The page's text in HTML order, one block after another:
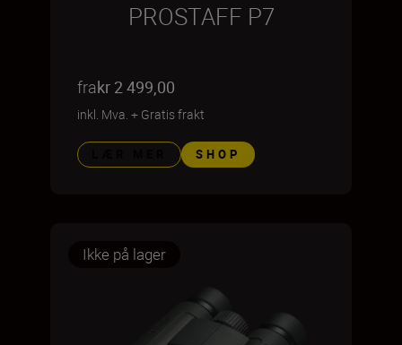
PROSTAFF P7
frakr 2 499,00
inkl. Mva. + Gratis frakt
SHOP
Ikke på lager